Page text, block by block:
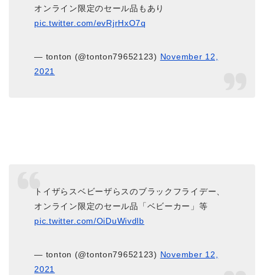
オンライン限定のセール品もあり
pic.twitter.com/evRjrHxO7q
— tonton (@tonton79652123) November 12,
2021
トイザらスベビーザらスのブラックフライデー、
オンライン限定のセール品「ベビーカー」等
pic.twitter.com/OiDuWivdlb
— tonton (@tonton79652123) November 12,
2021